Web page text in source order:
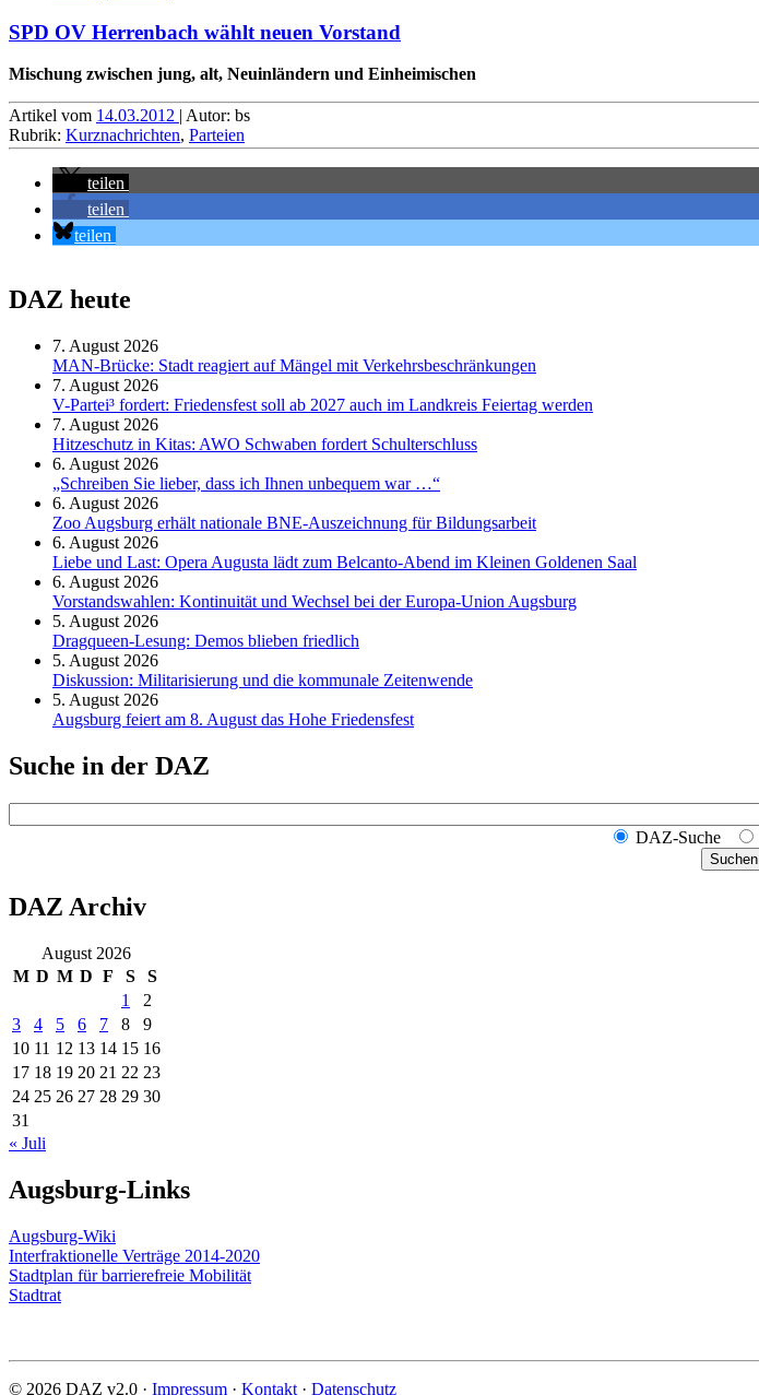
SPD OV Herrenbach wählt neuen Vorstand
Mischung zwischen jung, alt, Neuinländern und Einheimischen
Artikel vom 14.03.2012 | Autor: bs
Rubrik: Kurznachrichten, Parteien
teilen
teilen
teilen
DAZ heute
7. August 2026
MAN-Brücke: Stadt reagiert auf Mängel mit Verkehrsbeschränkungen
7. August 2026
V-Partei­³ fordert: Friedens­fest soll ab 2027 auch im Land­kreis Feier­tag werden
7. August 2026
Hitzeschutz in Kitas: AWO Schwaben fordert Schulterschluss
6. August 2026
„Schreiben Sie lieber, dass ich Ihnen unbequem war …“
6. August 2026
Zoo Augsburg erhält nationale BNE-Auszeichnung für Bildungsarbeit
6. August 2026
Liebe und Last: Opera Augusta lädt zum Belcanto-Abend im Kleinen Goldenen Saal
6. August 2026
Vorstandswahlen: Kontinuität und Wechsel bei der Europa-Union Augsburg
5. August 2026
Dragqueen-Lesung: Demos blieben friedlich
5. August 2026
Diskussion: Mi­li­ta­ri­sie­rung und die kommunale Zeitenwende
5. August 2026
Augsburg feiert am 8. August das Hohe Friedensfest
Suche in der DAZ
DAZ-Suche
Suchen
DAZ Archiv
August 2026
M D M D F S
S
1
2
3
4 5 6 7 8
9
10 11 12 13 14 15 16
17 18 19 20 21 22 23
24 25 26 27 28 29 30
31
« Juli
Augsburg-Links
Augsburg-Wiki
Interfraktionelle Verträge 2014-2020
Stadtplan für barrierefreie Mobilität
Stadtrat
© 2026 DAZ v2.0 · Impressum · Kontakt · Datenschutz